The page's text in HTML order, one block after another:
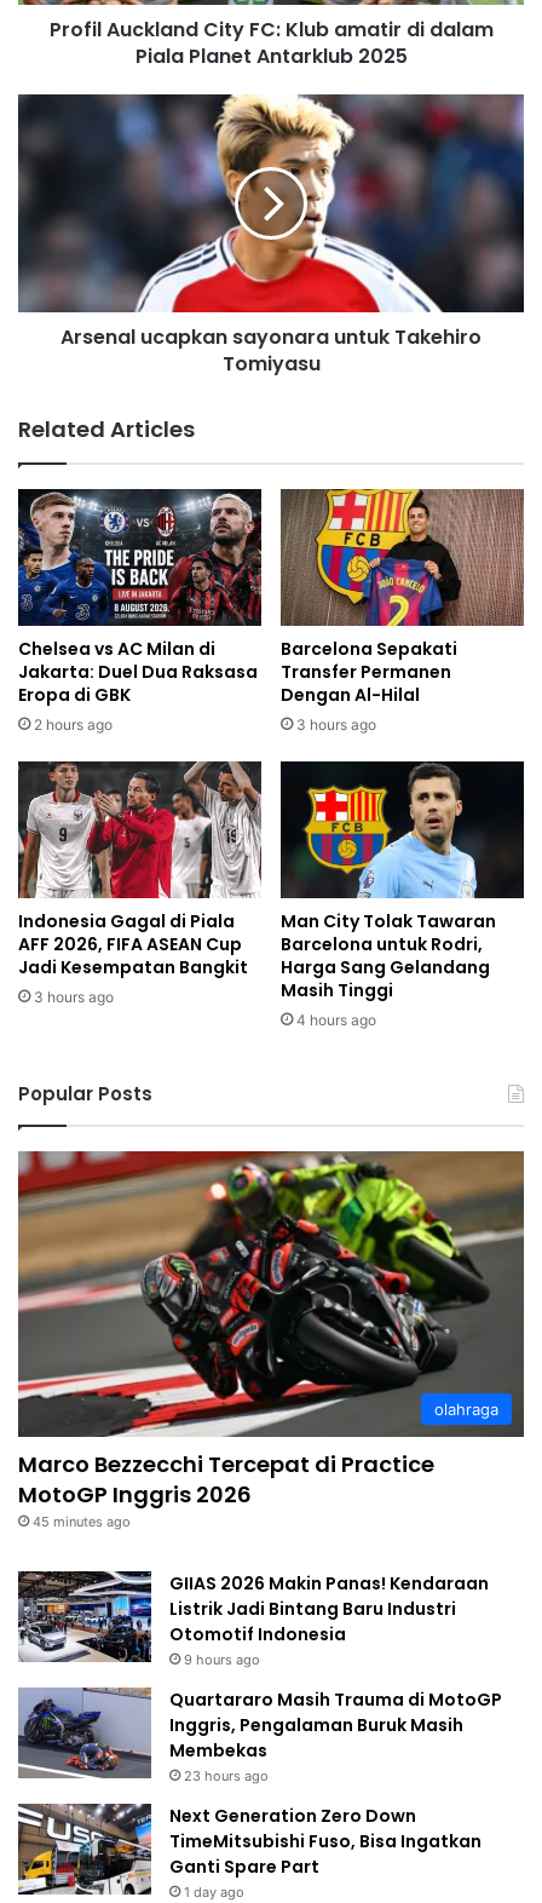
Profil Auckland City FC: Klub amatir di dalam
Piala Planet Antarklub 2025
Arsenal ucapkan sayonara untuk Takehiro
Tomiyasu
Related Articles
Chelsea vs AC Milan di
Jakarta: Duel Dua Raksasa
Eropa di GBK
2 hours ago
Barcelona Sepakati
Transfer Permanen
Dengan Al-Hilal
3 hours ago
Indonesia Gagal di Piala
AFF 2026, FIFA ASEAN Cup
Jadi Kesempatan Bangkit
3 hours ago
Man City Tolak Tawaran
Barcelona untuk Rodri,
Harga Sang Gelandang
Masih Tinggi
4 hours ago
Popular Posts
olahraga
Marco Bezzecchi Tercepat di Practice
MotoGP Inggris 2026
45 minutes ago
GIIAS 2026 Makin Panas! Kendaraan
Listrik Jadi Bintang Baru Industri
Otomotif Indonesia
9 hours ago
Quartararo Masih Trauma di MotoGP
Inggris, Pengalaman Buruk Masih
Membekas
23 hours ago
Next Generation Zero Down
TimeMitsubishi Fuso, Bisa Ingatkan
Ganti Spare Part
1 day ago